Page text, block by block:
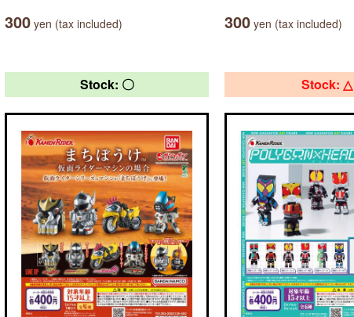
300 yen (tax included) 300 yen (tax included)
Stock: 〇 Stock: △